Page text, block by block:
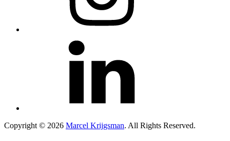
Copyright © 2026 Marcel Krijgsman. All Rights Reserved.